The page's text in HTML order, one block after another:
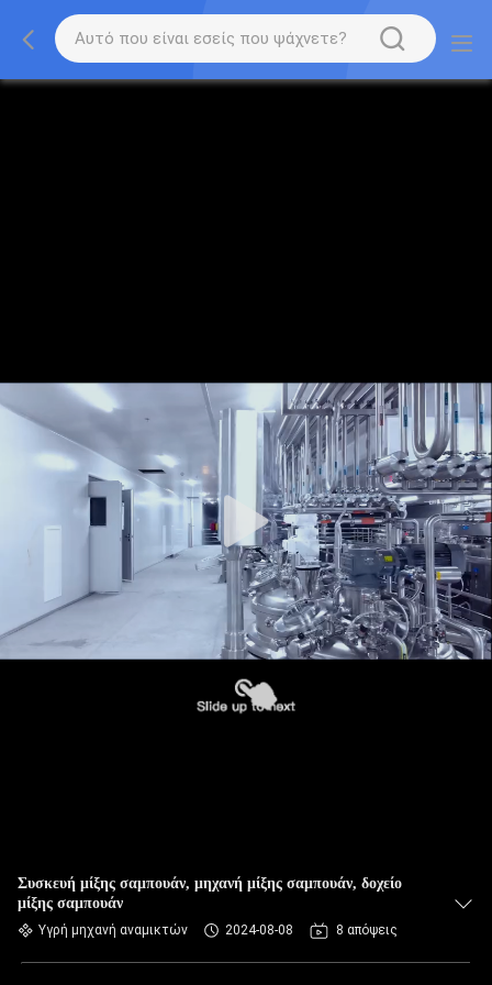
Συσκευή μίξης σαμπουάν, μηχανή μίξης σαμπουάν, δοχείο
μίξης σαμπουάν
Υγρή μηχανή αναμικτών 2024-08-08 8 απόψεις